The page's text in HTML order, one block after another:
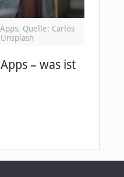
Quelle: Carlos
– was ist